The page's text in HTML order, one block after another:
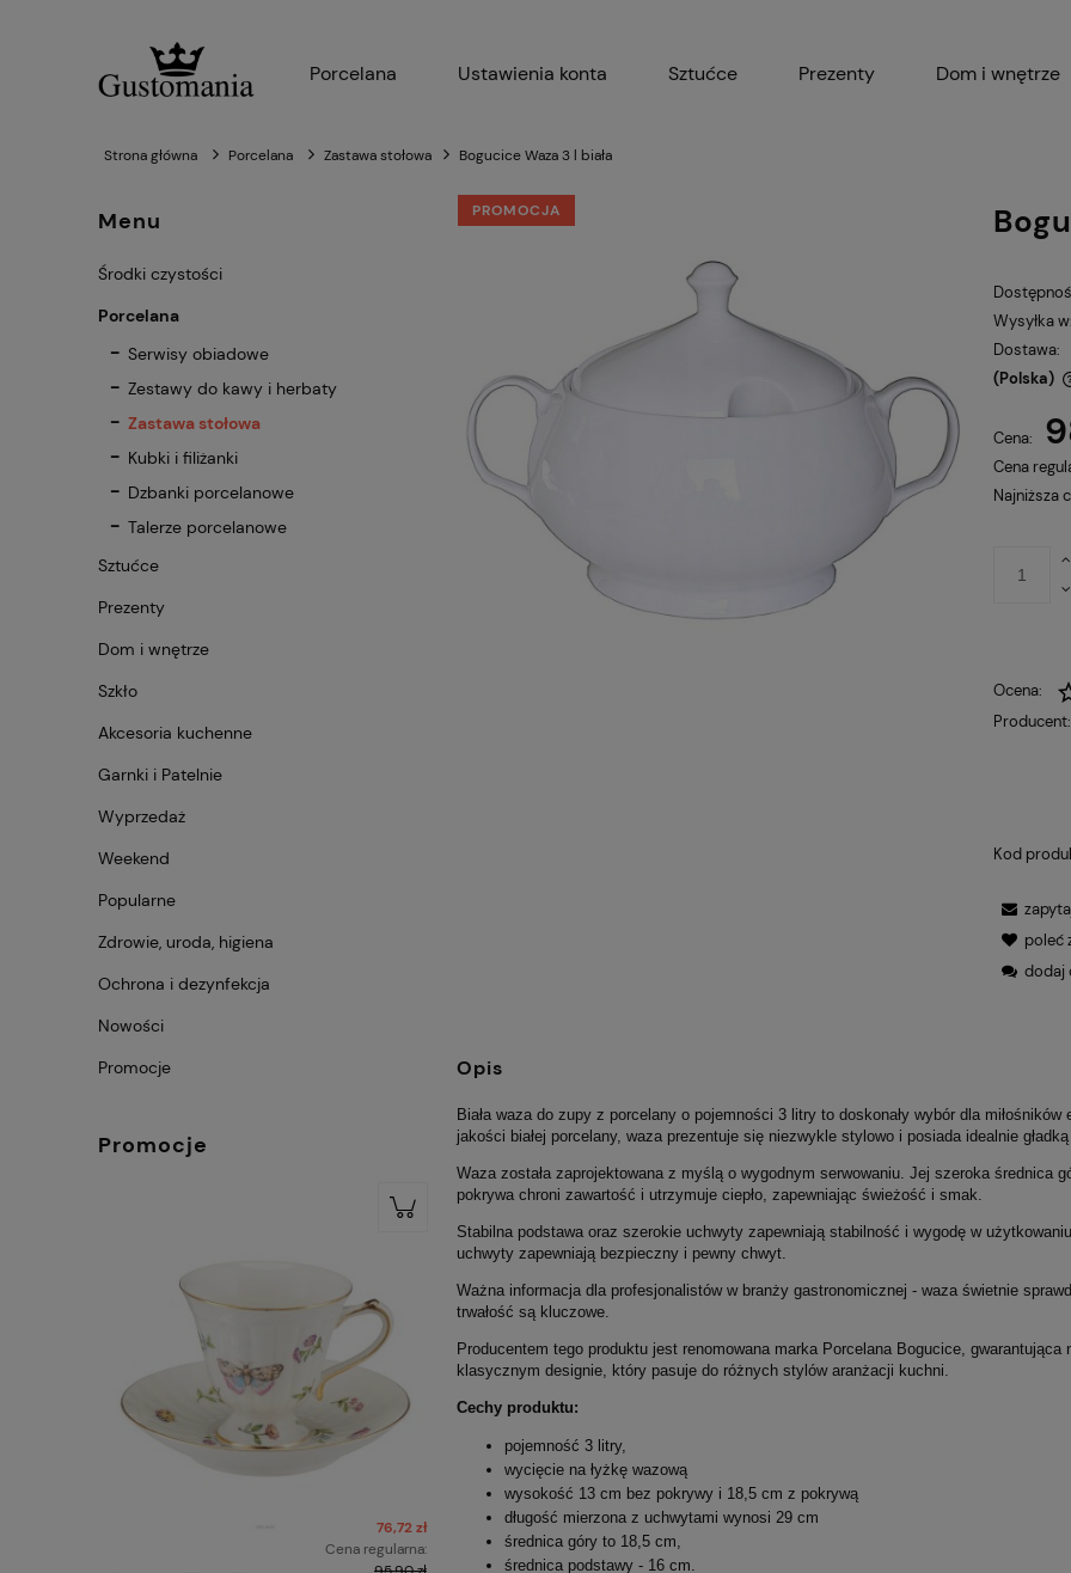
Porcelana Ustawienia konta Sztućce Prezenty Dom i wnętrze
Strona główna Porcelana Zastawa stołowa Bogucice Waza 3 l biała
Menu
Środki czystości
Porcelana
Serwisy obiadowe
Zestawy do kawy i herbaty
Zastawa stołowa
Kubki i filiżanki
Dzbanki porcelanowe
Talerze porcelanowe
Sztućce
Prezenty
Dom i wnętrze
Szkło
Akcesoria kuchenne
Garnki i Patelnie
Wyprzedaż
Weekend
Popularne
Zdrowie, uroda, higiena
Ochrona i dezynfekcja
Nowości
Promocje
Promocje
76,72 zł
Cena regularna:
136,15 zł
PROMOCJA
Wysyłka w:
Dostawa:
(Polska)
Cena nie zawiera ewentualnych kosztów
Cena:
Cena
Najniższa
Ocena:
Producent:
Kod
poleć
dodaj
Opis
Biała waza do zupy z porcelany o pojemności 3 litry to doskonały wybór dla
jakości białej porcelany, waza prezentuje się niezwykle stylowo i posiada idealnie gładką
Waza została zaprojektowana z myślą o wygodnym serwowaniu. Jej szeroka średnica
pokrywa chroni zawartość i utrzymuje ciepło, zapewniając świeżość i smak.
Stabilna podstawa oraz szerokie uchwyty zapewniają stabilność i wygodę w
uchwyty zapewniają bezpieczny i pewny chwyt.
Ważna informacja dla profesjonalistów w branży gastronomicznej - waza świetnie
trwałość są kluczowe.
Producentem tego produktu jest renomowana marka Porcelana Bogucice,
klasycznym designie, który pasuje do różnych stylów aranżacji kuchni.
Cechy produktu:
pojemność 3 litry,
wycięcie na łyżkę wazową
wysokość 13 cm bez pokrywy i 18,5 cm z pokrywą
długość mierzona z uchwytami wynosi 29 cm
średnica góry to 18,5 cm,
średnica podstawy - 16 cm.